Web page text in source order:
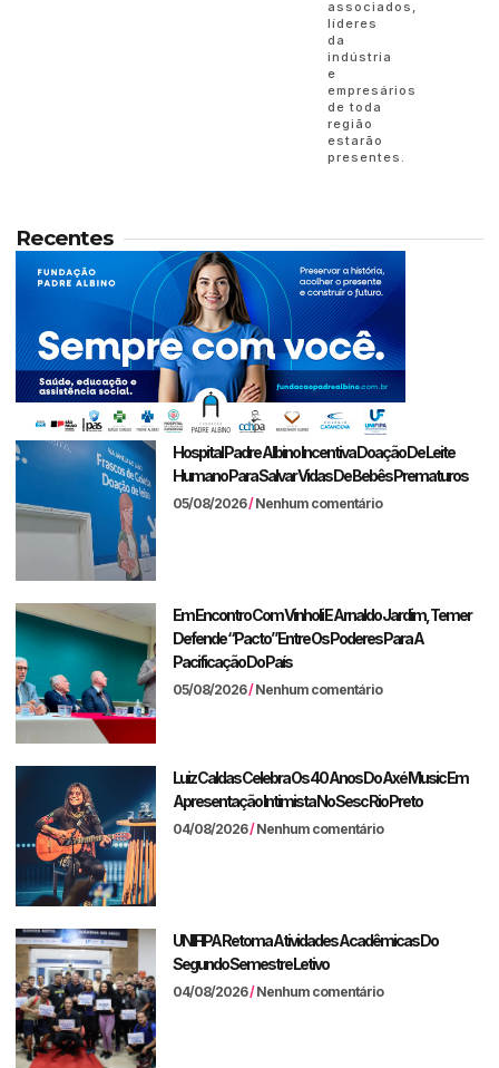
associados,
líderes
da
indústria
e
empresários
de toda
região
estarão
presentes.
Recentes
Hospital Padre Albino Incentiva Doação De Leite
Humano Para Salvar Vidas De Bebês Prematuros
05/08/2026 Nenhum comentário
Em Encontro Com Vinholi E Arnaldo Jardim, Temer
Defende “pacto” Entre Os Poderes Para A
Pacificação Do País
05/08/2026 Nenhum comentário
Luiz Caldas Celebra Os 40 Anos Do Axé Music Em
Apresentação Intimista No Sesc Rio Preto
04/08/2026 Nenhum comentário
UNIFIPA Retoma Atividades Acadêmicas Do
Segundo Semestre Letivo
04/08/2026 Nenhum comentário